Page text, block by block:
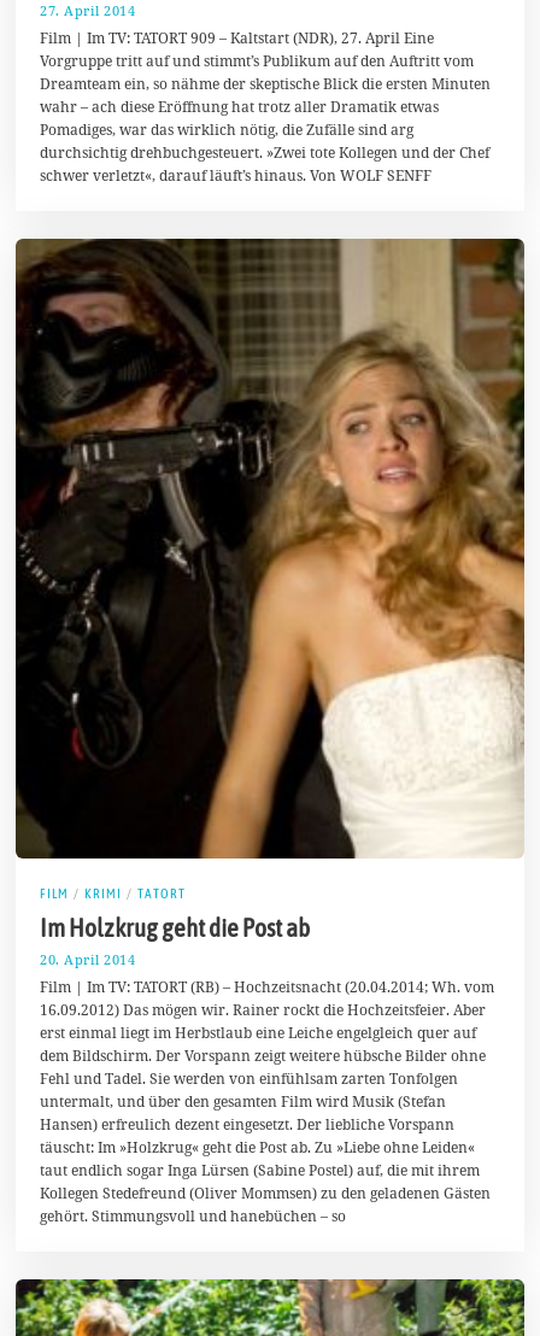
27. April 2014
.
M
a
i
2
1
4
Film | Im TV: TATORT 909 – Kaltstart (NDR), 27. April Eine
Vorgruppe tritt auf und stimmt’s Publikum auf den Auftritt vom
Dreamteam ein, so nähme der skeptische Blick die ersten Minuten
wahr – ach diese Eröffnung hat trotz aller Dramatik etwas
Pomadiges, war das wirklich nötig, die Zufälle sind arg
durchsichtig drehbuchgesteuert. »Zwei tote Kollegen und der Chef
schwer verletzt«, darauf läuft’s hinaus. Von WOLF SENFF
FILM / KRIMI / TATORT
Im Holzkrug geht die Post ab
20. April 2014
M
a
i
2
1
4
Film | Im TV: TATORT (RB) – Hochzeitsnacht (20.04.2014; Wh. vom
16.09.2012) Das mögen wir. Rainer rockt die Hochzeitsfeier. Aber
erst einmal liegt im Herbstlaub eine Leiche engelgleich quer auf
dem Bildschirm. Der Vorspann zeigt weitere hübsche Bilder ohne
Fehl und Tadel. Sie werden von einfühlsam zarten Tonfolgen
untermalt, und über den gesamten Film wird Musik (Stefan
Hansen) erfreulich dezent eingesetzt. Der liebliche Vorspann
täuscht: Im »Holzkrug« geht die Post ab. Zu »Liebe ohne Leiden«
taut endlich sogar Inga Lürsen (Sabine Postel) auf, die mit ihrem
Kollegen Stedefreund (Oliver Mommsen) zu den geladenen Gästen
gehört. Stimmungsvoll und hanebüchen – so